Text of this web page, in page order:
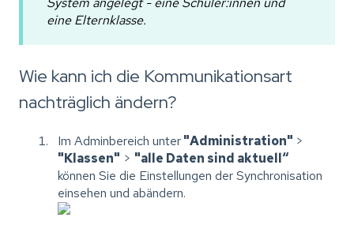
eine Elternklasse.
Wie kann ich die Kommunikationsart
nachträglich ändern?
Im Adminbereich unter"Administration" >
"Klassen" > "alle Daten sind aktuell“
können Sie die Einstellungen der Synchronisation
einsehen und abändern.